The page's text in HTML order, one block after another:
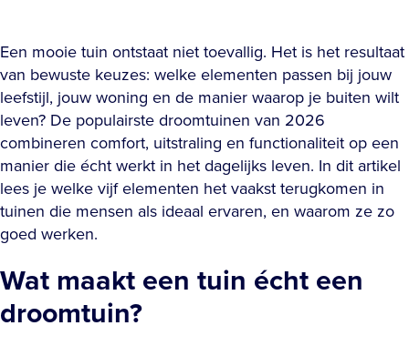
Een mooie tuin ontstaat niet toevallig. Het is het resultaat
van bewuste keuzes: welke elementen passen bij jouw
leefstijl, jouw woning en de manier waarop je buiten wilt
leven? De populairste droomtuinen van 2026
combineren comfort, uitstraling en functionaliteit op een
manier die écht werkt in het dagelijks leven. In dit artikel
lees je welke vijf elementen het vaakst terugkomen in
tuinen die mensen als ideaal ervaren, en waarom ze zo
goed werken.
Wat maakt een tuin écht een
droomtuin?